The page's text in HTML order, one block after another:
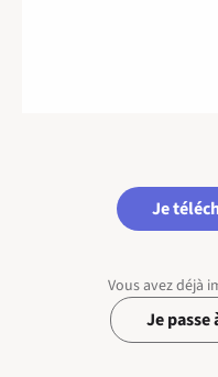
Je
Vous avez déjà
Je